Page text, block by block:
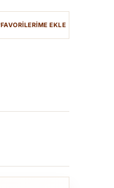
FAVORILERIME EKLE